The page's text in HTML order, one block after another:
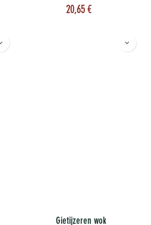
20,65 €
Gietijzeren wok